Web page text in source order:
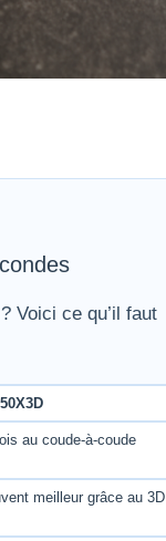
Voici ce qu’il faut
au coude-à-coude
meilleur grâce au 3D